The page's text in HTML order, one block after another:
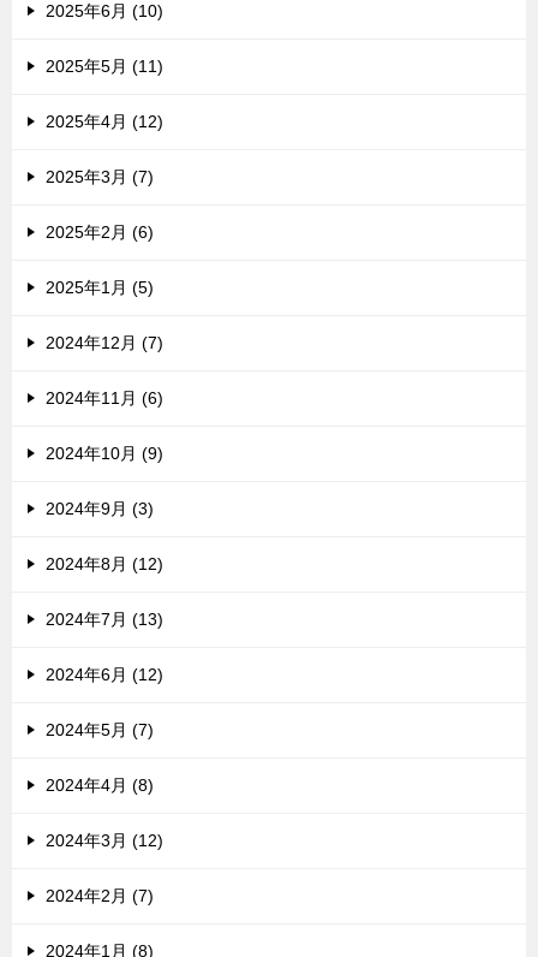
2025年6月 (10)
2025年5月 (11)
2025年4月 (12)
2025年3月 (7)
2025年2月 (6)
2025年1月 (5)
2024年12月 (7)
2024年11月 (6)
2024年10月 (9)
2024年9月 (3)
2024年8月 (12)
2024年7月 (13)
2024年6月 (12)
2024年5月 (7)
2024年4月 (8)
2024年3月 (12)
2024年2月 (7)
2024年1月 (8)